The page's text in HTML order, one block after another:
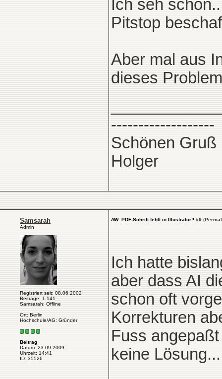
Ich seh
Pitstop
Aber mal aus
dieses
-------------------
Schönen Gruß
Holger
Samsarah
Admin
Registriert seit: 08.06.2002
Beiträge: 1.141
Samsarah: Offline
Ort: Berlin
Hochschule/AG: Gründer
Beitrag
Datum: 23.09.2009
Uhrzeit: 14:41
ID: 35526
AW: PDF-Schrift fehlt in Illustrator!! #9 (
Ich hatte
aber dass AI
schon oft
Korrekturen
Fuss
keine